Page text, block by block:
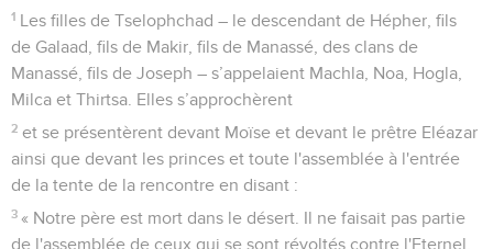
1 Les filles de Tselophchad – le descendant de Hépher, fils
de Galaad, fils de Makir, fils de Manassé, des clans de
Manassé, fils de Joseph – s’appelaient Machla, Noa, Hogla,
Milca et Thirtsa. Elles s’approchèrent
2 et se présentèrent devant Moïse et devant le prêtre Eléazar
ainsi que devant les princes et toute l'assemblée à l'entrée
de la tente de la rencontre en disant :
3 « Notre père est mort dans le désert. Il ne faisait pas partie
de l'assemblée de ceux qui se sont révoltés contre l'Eternel,